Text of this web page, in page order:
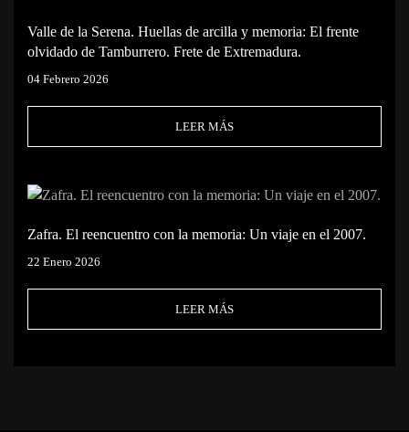
Valle de la Serena. Huellas de arcilla y memoria: El frente
olvidado de Tamburrero. Frete de Extremadura.
04 Febrero 2026
LEER MÁS
Zafra. El reencuentro con la memoria: Un viaje en el 2007.
22 Enero 2026
LEER MÁS